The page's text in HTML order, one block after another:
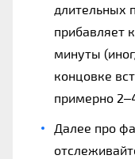
длительных
прибавляет
минуты
концовке
примерно
Далее про